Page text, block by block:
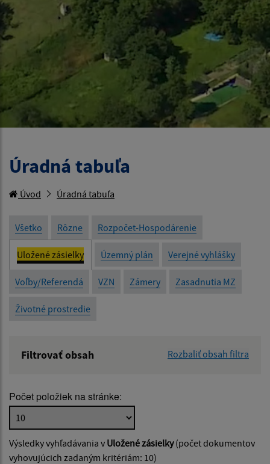
Úradná tabuľa
Úvod Úradná tabuľa
Všetko Rôzne Rozpočet-Hospodárenie
Uložené zásielky Územný plán Verejné vyhlášky
Voľby/Referendá VZN Zámery Zasadnutia MZ
Životné prostredie
Filtrovať obsah Rozbaliť obsah filtra
Popis:
Dátum zverejnenia od:
Počet položiek na stránke:
Výsledky vyhľadávania v Uložené zásielky(počet dokumentov
vyhovujúcich zadaným kritériám: 10)